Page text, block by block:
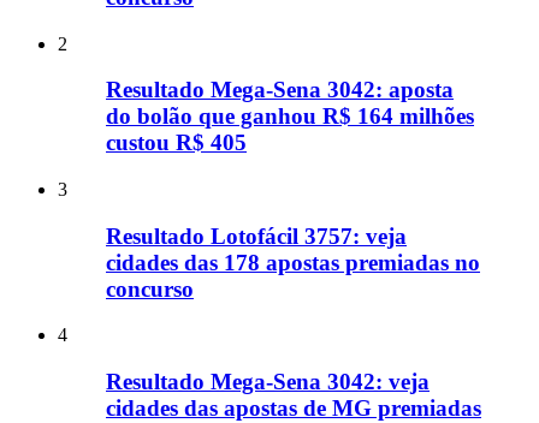
2
Resultado Mega-Sena 3042: aposta
do bolão que ganhou R$ 164 milhões
custou R$ 405
3
Resultado Lotofácil 3757: veja
cidades das 178 apostas premiadas no
concurso
4
Resultado Mega-Sena 3042: veja
cidades das apostas de MG premiadas